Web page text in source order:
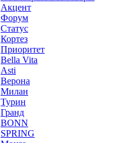
Акцент
Форум
Статус
Кортез
Приоритет
Bella Vita
Asti
Верона
Милан
Турин
Гранд
BONN
SPRING